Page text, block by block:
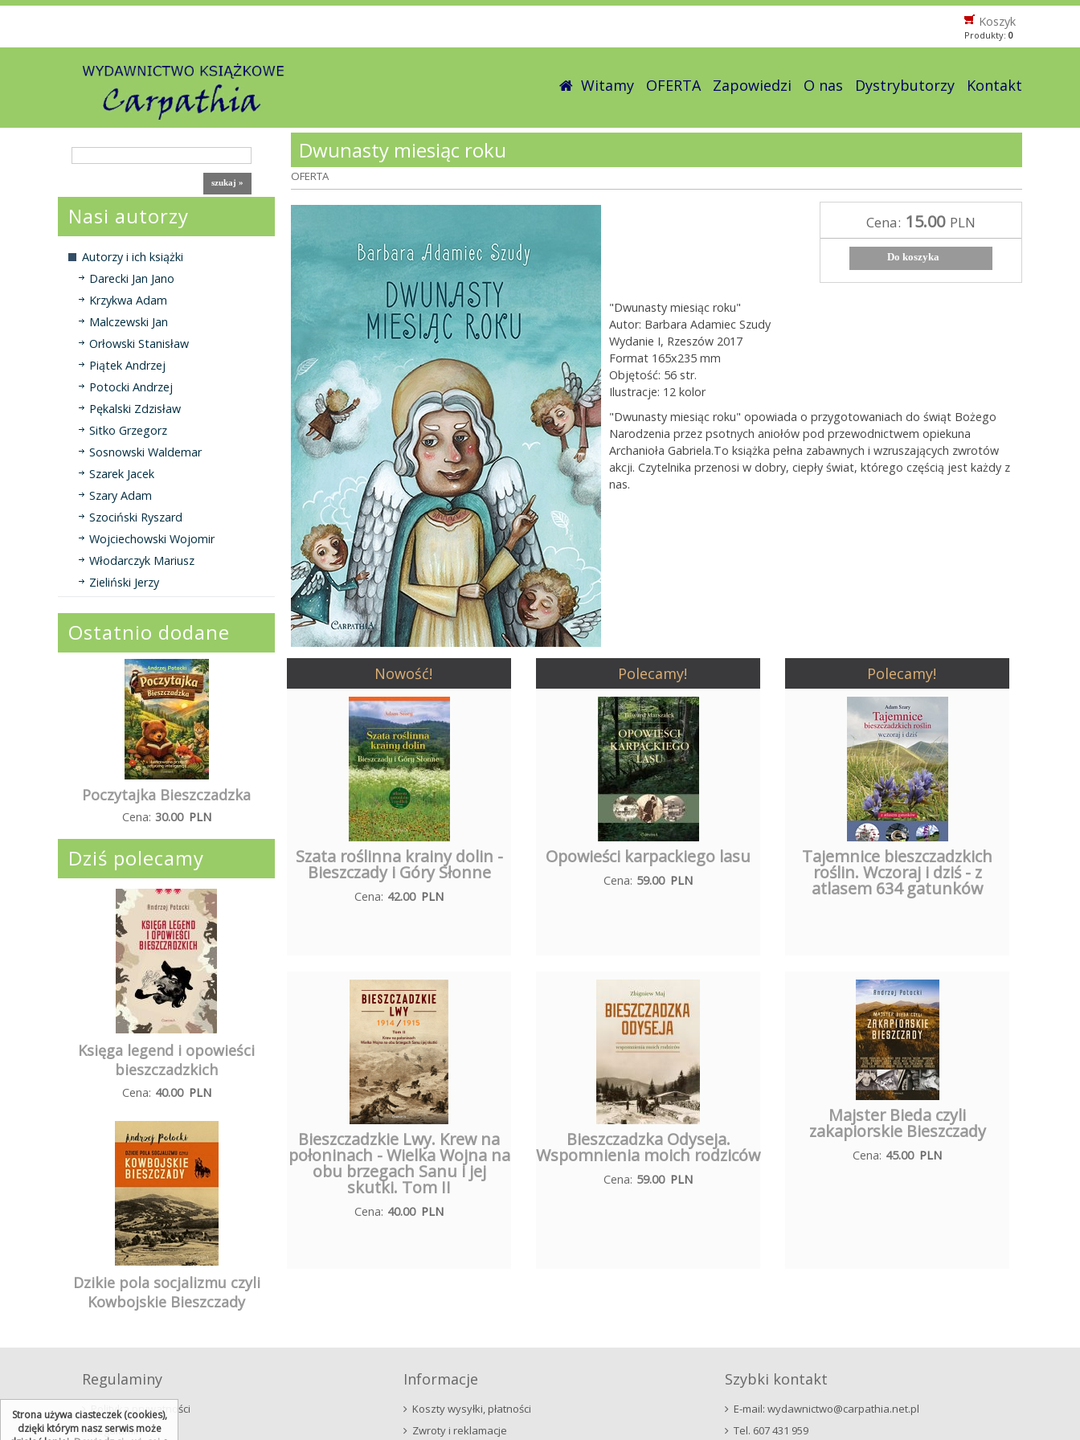
Strona używa ciasteczek (cookies),
dzięki którym nasz serwis może
Koszyk
Produkty: 0
Witamy OFERTA Zapowiedzi O nas Dystrybutorzy Kontakt
Nasi autorzy
Autorzy i ich książki
Darecki Jan Jano
Krzykwa Adam
Malczewski Jan
Orłowski Stanisław
Piątek Andrzej
Potocki Andrzej
Pękalski Zdzisław
Sitko Grzegorz
Sosnowski Waldemar
Szarek Jacek
Szary Adam
Szociński Ryszard
Wojciechowski Wojomir
Włodarczyk Mariusz
Zieliński Jerzy
Ostatnio dodane
Poczytajka Bieszczadzka
Cena: 30.00 PLN
Dziś polecamy
Księga legend i opowieści
bieszczadzkich
Cena: 40.00 PLN
Dzikie pola socjalizmu czyli
Kowbojskie Bieszczady
Dwunasty miesiąc roku
OFERTA
Cena: 15.00 PLN
"Dwunasty miesiąc roku"
Autor: Barbara Adamiec Szudy
Wydanie I, Rzeszów 2017
Format 165x235 mm
Objętość: 56 str.
Ilustracje: 12 kolor
"Dwunasty miesiąc roku" opowiada o przygotowaniach do świąt Bożego
Narodzenia przez psotnych aniołów pod przewodnictwem opiekuna
Archanioła Gabriela.To książka pełna zabawnych i wzruszających zwrotów
akcji. Czytelnika przenosi w dobry, ciepły świat, którego częścią jest każdy z
nas.
Nowość!
Szata roślinna krainy dolin -
Bieszczady i Góry Słonne
Cena: 42.00 PLN
Polecamy!
Opowieści karpackiego lasu
Cena: 59.00 PLN
Polecamy!
Tajemnice bieszczadzkich
roślin. Wczoraj i dziś - z
atlasem 634 gatunków
Bieszczadzkie Lwy. Krew na
połoninach - Wielka Wojna na
obu brzegach Sanu i jej
skutki. Tom II
Cena: 40.00 PLN
Bieszczadzka Odyseja.
Wspomnienia moich rodziców
Cena: 59.00 PLN
Majster Bieda czyli
zakapiorskie Bieszczady
Cena: 45.00 PLN
Regulaminy
Polityka prywatności
Regulamin
Informacje
Koszty wysyłki, płatności
Zwroty i reklamacje
Szybki kontakt
E-mail: wydawnictwo@carpathia.net.pl
Tel. 607 431 959